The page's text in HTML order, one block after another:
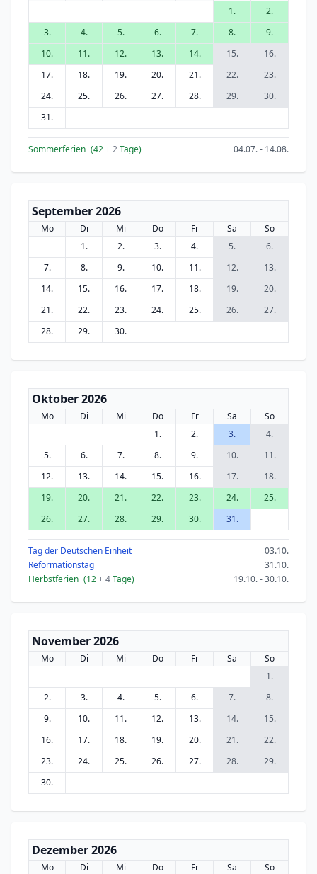
1.
2.
3.
4. 5. 6. 7. 8.
9.
10.
11. 12. 13. 14. 15.
16.
17.
18. 19. 20. 21. 22.
23.
24.
25. 26. 27. 28. 29.
30.
31.
Sommerferien (42+ 2Tage) 04.07. - 14.08.
September 2026
Mo Di Mi Do Fr Sa
So
1.
2. 3. 4. 5.
6.
7.
8. 9. 10. 11. 12.
13.
14.
15. 16. 17. 18. 19.
20.
21.
22. 23. 24. 25. 26.
27.
28.
29. 30.
Oktober 2026
Mo Di Mi Do Fr Sa
So
1.
2. 3.
4.
5.
6. 7. 8. 9. 10.
11.
12.
13. 14. 15. 16. 17.
18.
19.
20. 21. 22. 23. 24.
25.
26.
27. 28. 29. 30. 31.
Tag der Deutschen Einheit
03.10.
Reformationstag
31.10.
Herbstferien (12+ 4Tage) 19.10. - 30.10.
November 2026
Mo Di Mi Do Fr Sa
So
1.
2.
3. 4. 5. 6. 7.
8.
9.
10. 11. 12. 13. 14.
15.
16.
17. 18. 19. 20. 21.
22.
23.
24. 25. 26. 27. 28.
29.
30.
Dezember 2026
Mo Di Mi Do Fr Sa
So